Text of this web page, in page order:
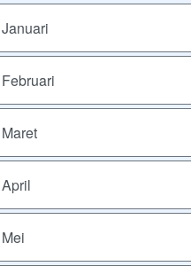
Januari
Februari
Maret
April
Mei